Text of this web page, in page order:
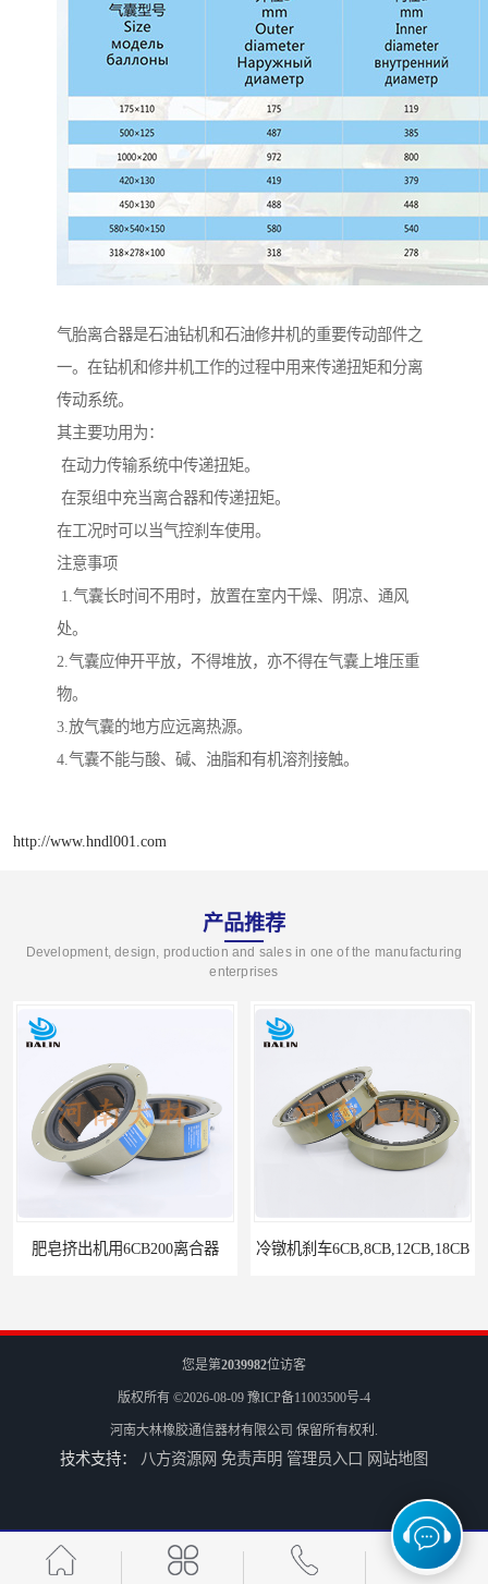
气胎离合器是石油钻机和石油修井机的重要传动部件之
一。在钻机和修井机工作的过程中用来传递扭矩和分离
传动系统。
其主要功用为：
在动力传输系统中传递扭矩。
在泵组中充当离合器和传递扭矩。
在工况时可以当气控刹车使用。
注意事项
1.气囊长时间不用时，放置在室内干燥、阴凉、通风
处。
2.气囊应伸开平放，不得堆放，亦不得在气囊上堆压重
物。
3.放气囊的地方应远离热源。
4.气囊不能与酸、碱、油脂和有机溶剂接触。
http://www.hndl001.com
产品推荐
Development, design, production and sales in one of the manufacturing
enterprises
冷镦机刹车6CB,8CB,12CB,18CB Airflex同等6CB200离合器
气胎鼓式小型4CB200离合器刹车
您是第2039982位访客
版权所有 ©2026-08-09 豫ICP备11003500号-4
河南大林橡胶通信器材有限公司 保留所有权利.
技术支持： 八方资源网 免责声明 管理员入口 网站地图